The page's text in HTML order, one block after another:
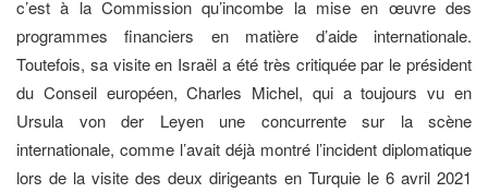
c’est à la Commission qu’incombe la mise en œuvre des
programmes financiers en matière d’aide internationale.
Toutefois, sa visite en Israël a été très critiquée par le président
du Conseil européen, Charles Michel, qui a toujours vu en
Ursula von der Leyen une concurrente sur la scène
internationale, comme l’avait déjà montré l’incident diplomatique
lors de la visite des deux dirigeants en Turquie le 6 avril 2021